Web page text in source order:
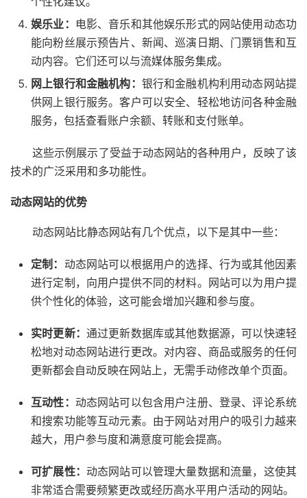
娱乐业： 电影、音乐和其他娱乐形式的网站使用动态功
能向粉丝展示预告片、新闻、巡演日期、门票销售和互
动内容。它们还可以与流媒体服务集成。
网上银行和金融机构： 银行和金融机构利用动态网站提
供网上银行服务。客户可以安全、轻松地访问各种金融
服务，包括查看账户余额、转账和支付账单。
这些示例展示了受益于动态网站的各种用户，反映了该
技术的广泛采用和多功能性。
动态网站的优势
动态网站比静态网站有几个优点，以下是其中一些：
定制： 动态网站可以根据用户的选择、行为或其他因素
进行定制，向用户提供不同的材料。网站可以为用户提
供个性化的体验，这可能会增加兴趣和参与度。
实时更新： 通过更新数据库或其他数据源，可以快速轻
松地对动态网站进行更改。对内容、商品或服务的任何
更新都会自动反映在网站上，无需手动修改单个页面。
互动性： 动态网站可以包含用户注册、登录、评论系统
和搜索功能等互动元素。由于网站对用户的吸引力越来
越大，用户参与度和满意度可能会提高。
可扩展性： 动态网站可以管理大量数据和流量，这使其
非常适合需要频繁更改或经历高水平用户活动的网站。